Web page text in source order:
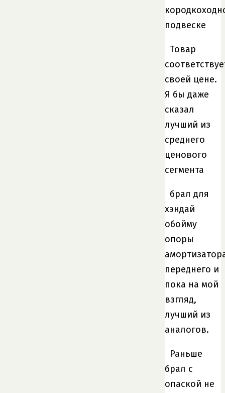
подвеске
Товар
своей цене.
Я бы даже
сказал
лучший из
среднего
ценового
сегмента
брал для
хэндай
обойму
опоры
переднего и
пока на мой
взгляд,
лучший из
аналогов.
Раньше
брал с
опаской не